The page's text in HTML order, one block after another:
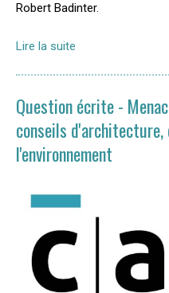
Robert Badinter.
Lire la suite
Question écrite -
conseils
l'environnement